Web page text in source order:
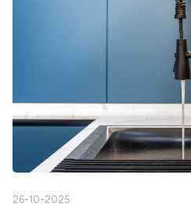
26-10-2025